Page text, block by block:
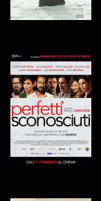
GUARDA IL TRAILER
VAI ALLA SCHEDA